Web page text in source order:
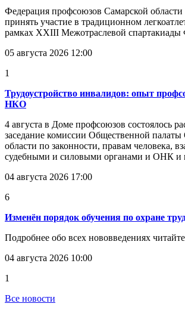
Федерация профсоюзов Самарской области
принять участие в традиционном
рамках XXIII Межотраслевой
05 августа 2026 12:00
1
Трудоустройство инвалидов: опыт
НКО
4 августа в Доме профсоюзов состоялось
заседание комиссии Общественной палаты
области по законности, правам человека,
судебными и силовыми органами и ОНК и
04 августа 2026 17:00
6
Изменён порядок обучения по охране
Подробнее обо всех нововведениях
04 августа 2026 10:00
1
Все новости